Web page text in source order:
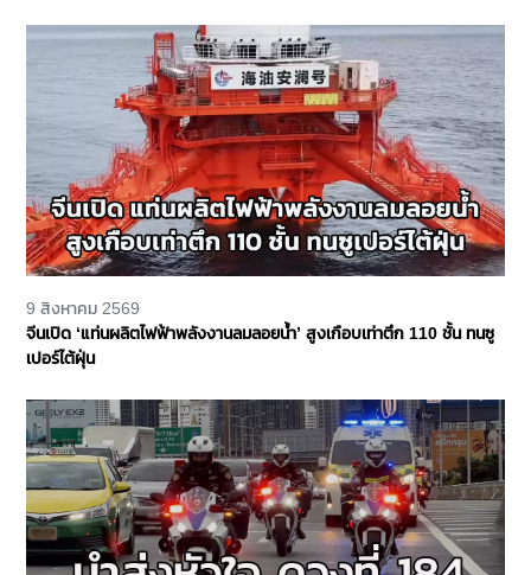
9 สิงหาคม 2569
จีนเปิด ‘แท่นผลิตไฟฟ้าพลังงานลมลอยน้ำ’ สูงเกือบเท่าตึก 110 ชั้น ทนซู
เปอร์ไต้ฝุ่น